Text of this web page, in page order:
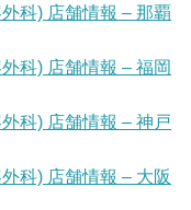
科) 店舗情報 – 那覇
科) 店舗情報 – 福岡
科) 店舗情報 – 神戸
科) 店舗情報 – 大阪